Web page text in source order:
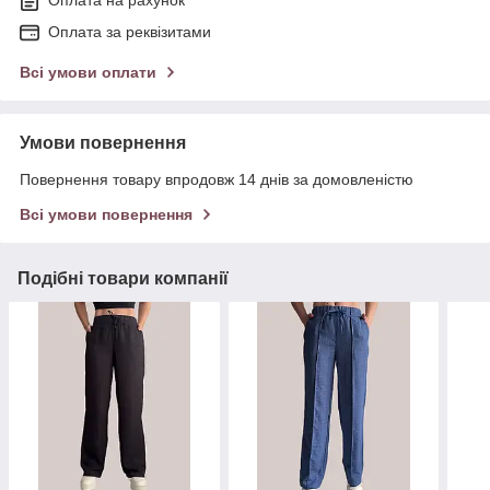
Оплата за реквізитами
Всі умови оплати
Умови повернення
Повернення товару впродовж 14 днів за домовленістю
Всі умови повернення
Подібні товари компанії